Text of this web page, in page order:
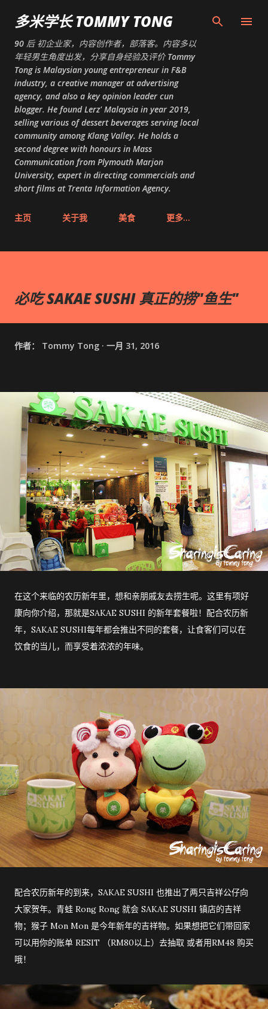
跳至主要内容
多米学长 TOMMY TONG
90 后 初企业家，内容创作者，部落客。内容多以
年轻男生角度出发，分享自身经验及评价 Tommy
Tong is Malaysian young entrepreneur in F&B
industry, a creative manager at advertising
agency, and also a key opinion leader cun
blogger. He found Lerz' Malaysia in year 2019,
selling various of dessert beverages serving local
community among Klang Valley. He holds a
second degree with honours in Mass
Communication from Plymouth Marjon
University, expert in directing commercials and
short films at Trenta Information Agency.
主页 关于我 美食 更多…
必吃 SAKAE SUSHI 真正的捞"鱼生"
作者： Tommy Tong 一月 31, 2016
在这个来临的农历新年里，想和亲朋戚友去捞生呢。这里有项好
康向你介绍，那就是SAKAE SUSHI 的新年套餐啦！配合农历新
年，SAKAE SUSHI每年都会推出不同的套餐，让食客们可以在
饮食的当儿，而享受着浓浓的年味。
配合农历新年的到来，SAKAE SUSHI 也推出了两只吉祥公仔向
大家贺年。青蛙 Rong Rong 就会 SAKAE SUSHI 镇店的吉祥
物；猴子 Mon Mon 是今年新年的吉祥物。如果想把它们带回家
可以用你的账单 RESIT （RM80以上）去抽取 或者用RM48 购买
哦！